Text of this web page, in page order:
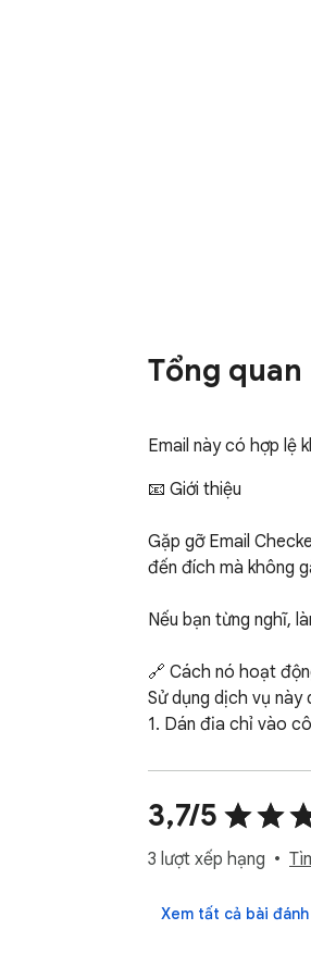
Tổng quan
Email này có hợp lệ
📧 Giới thiệu
Gặp gỡ Email
đến đích mà không
Nếu bạn từng nghĩ,
🔗 Cách nó hoạt
Sử dụng dịch vụ này
1. Dán địa chỉ vào
3. Nhận kết quả.
👨‍💻 Tầm quan
Trong thế giới số
3,7/5
3 lượt xếp hạng
Xem tất cả bài